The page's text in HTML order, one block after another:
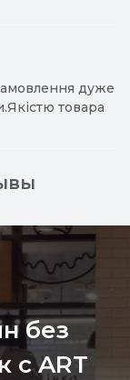
дуже
товара
без
с ART